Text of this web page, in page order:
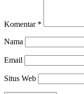
Komentar *
Nama
Email
Situs Web